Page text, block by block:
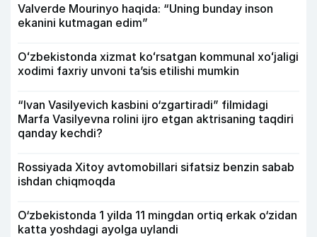
Valverde Mourinyo haqida: “Uning bunday inson
ekanini kutmagan edim”
Oʻzbekistonda xizmat koʻrsatgan kommunal xoʻjaligi
xodimi faxriy unvoni taʼsis etilishi mumkin
“Ivan Vasilyevich kasbini o‘zgartiradi” filmidagi
Marfa Vasilyevna rolini ijro etgan aktrisaning taqdiri
qanday kechdi?
Rossiyada Xitoy avtomobillari sifatsiz benzin sabab
ishdan chiqmoqda
O‘zbekistonda 1 yilda 11 mingdan ortiq erkak o‘zidan
katta yoshdagi ayolga uylandi